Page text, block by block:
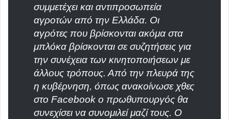
συμμετέχει και αντιπροσωπεία
αγροτών από την Ελλάδα. Οι
αγρότες που βρίσκονται ακόμα στα
μπλόκα βρίσκονται σε συζητήσεις για
την συνέχεια των κινητοποιήσεων με
άλλους τρόπους. Από την πλευρά της
η κυβέρνηση, όπως ανακοίνωσε χθες
στο Facebook o πρωθυπουργός θα
συνεχίσει να συνομιλεί μαζί τους. Ο